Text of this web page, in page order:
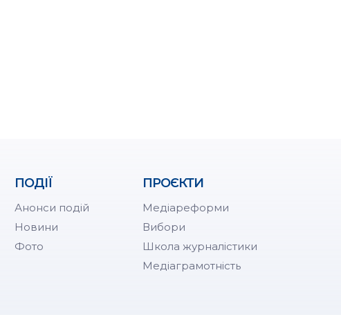
ПОДІЇ
Анонси подій
Новини
Фото
ПРОЄКТИ
Медіареформи
Вибори
Школа журналістики
Медіаграмотність